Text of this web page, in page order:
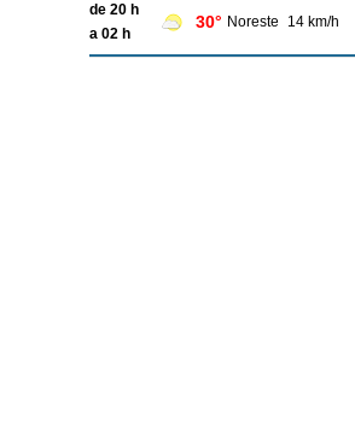
de 20 h
a 02 h
30° Noreste 14 km/h